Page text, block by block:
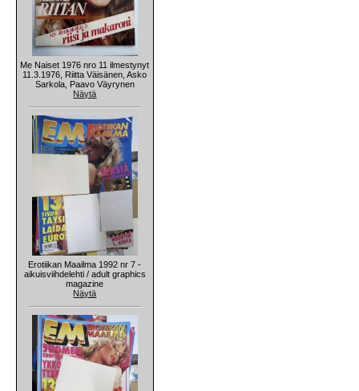
Me Naiset 1976 nro 11 ilmestynyt
11.3.1976, Riitta Väisänen, Asko
Sarkola, Paavo Väyrynen
Näytä
Erotiikan Maailma 1992 nr 7 -
aikuisviihdelehti / adult graphics
magazine
Näytä